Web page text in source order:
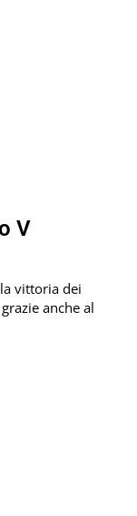
V
vittoria dei
anche al